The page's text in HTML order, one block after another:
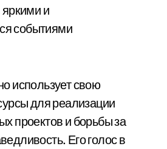
яркими и
событиями
использует свою
для реализации
проектов и борьбы за
Его голос в